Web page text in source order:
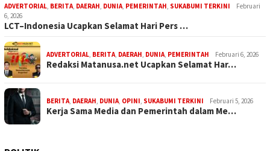
ADVERTORIAL BERITA DAERAH DUNIA PEMERINTAH SUKABUMI TERKINI
Februari
6, 2026
LCT–Indonesia Ucapkan Selamat Hari Pers …
ADVERTORIAL BERITA DAERAH DUNIA PEMERINTAH Februari 6, 2026
Redaksi Matanusa.net Ucapkan Selamat Har…
BERITA DAERAH DUNIA OPINI SUKABUMI TERKINI Februari 5, 2026
Kerja Sama Media dan Pemerintah dalam Me…